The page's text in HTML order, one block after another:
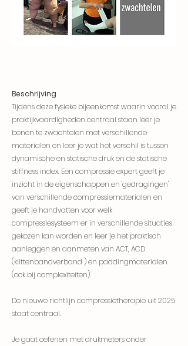
Beschrijving
Tijdens deze fysieke bijeenkomst waarin vooral je
praktijkvaardigheden centraal staan leer je
benen te zwachtelen met verschillende
materialen en leer je wat het verschil is tussen
dynamische en statische druk en de statische
stiffness index. Een compressie expert geeft je
inzicht in de eigenschappen en 'gedragingen'
van verschillende compressiematerialen en
geeft je handvatten voor welk
compressiesysteem er in verschillende situaties
gekozen kan worden en leer je het praktisch
aanleggen en aanmeten van ACT, ACD
(klittenbandverband ) en paddingmaterialen
(ook bij complexiteiten).
De nieuwe richtlijn compressietherapie uit 2025
staat centraal.
Je gaat oefenen met drukmeters onder